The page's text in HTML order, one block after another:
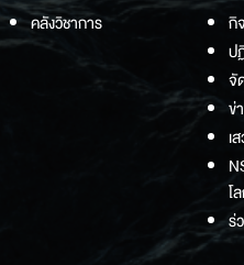
คลังวิชาการ
กิ
ป
จั
ข่
เ
โ
ร่